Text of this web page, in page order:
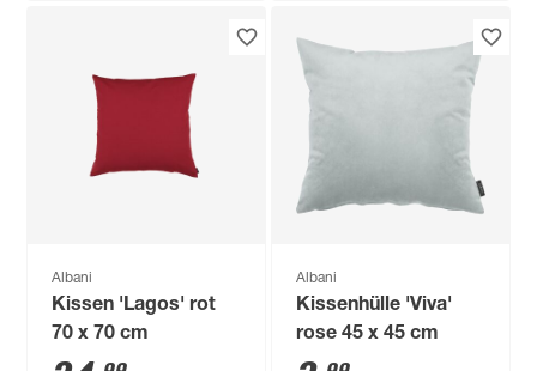
Albani
Kissen 'Lagos' rot
70 x 70 cm
Albani
Kissenhülle 'Viva'
rose 45 x 45 cm